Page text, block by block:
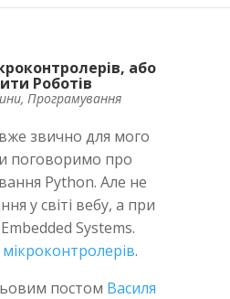
або
Роботів
, Програмування
вже звично для мого
поговоримо про
Python. Але не
у світі вебу, а при
Systems.
мікроконтролерів.
постом Василя